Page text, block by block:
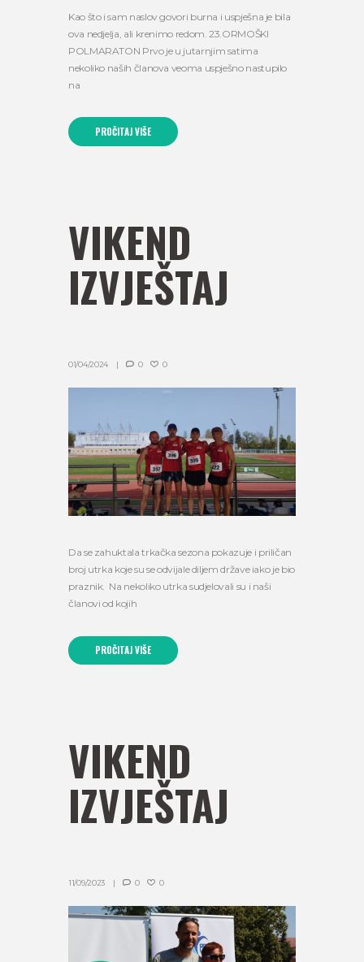
Kao što i sam naslov govori burna i uspješna je bila
ova nedjelja, ali krenimo redom. 23.ORMOŠKI
POLMARATON Prvo je u jutarnjim satima
nekoliko naših članova veoma uspješno nastupilo
na
PROČITAJ VIŠE
VIKEND
IZVJEŠTAJ
01/04/2024 0 0
Da se zahuktala trkačka sezona pokazuje i priličan
broj utrka koje su se odvijale diljem države iako je bio
praznik. Na nekoliko utrka sudjelovali su i naši
članovi od kojih
PROČITAJ VIŠE
VIKEND
IZVJEŠTAJ
11/09/2023 0 0